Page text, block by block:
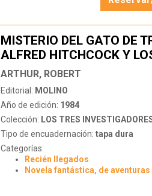
MISTERIO DEL GATO DE
ALFRED HITCHCOCK Y
INVESTIGADORES
ARTHUR, ROBERT
Editorial: MOLINO
Año de edición: 1984
Colección: LOS TRES
Tipo de encuadernación: tapa dura
Categorías:
Recién llegados
Novela fantástica, de aventuras